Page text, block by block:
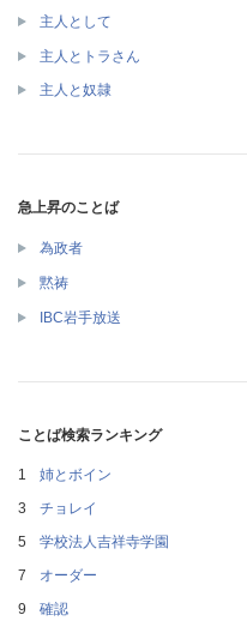
主人として
主人とトラさん
主人と奴隷
急上昇のことば
為政者
黙祷
IBC岩手放送
ことば検索ランキング
姉とボイン
チョレイ
学校法人吉祥寺学園
オーダー
確認